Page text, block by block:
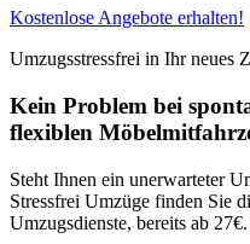
Kostenlose Angebote erhalten!
Umzugsstressfrei in Ihr neues
Kein Problem bei
flexiblen
Steht Ihnen ein unerwarteter
Stressfrei Umzüge finden Sie
Umzugsdienste, bereits ab 27€.